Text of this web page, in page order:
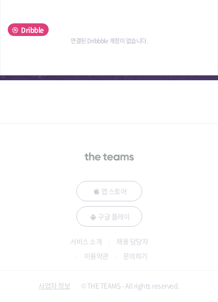
Dribble
연결된 Dribbble 계정이 없습니다.
앱 스토어
구글 플레이
서비스 소개
채용 담당자
이용약관
문의하기
사업자 정보 © THE TEAMS - All rights reserved.